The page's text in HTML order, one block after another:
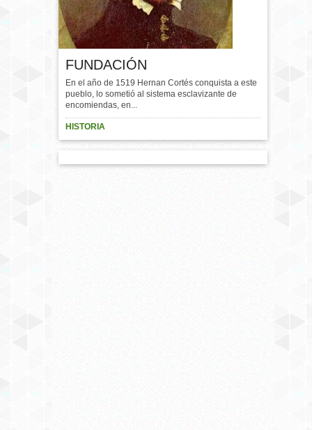
FUNDACIÓN
En el año de 1519 Hernan Cortés conquista a este
pueblo, lo sometió al sistema esclavizante de
encomiendas, en...
HISTORIA